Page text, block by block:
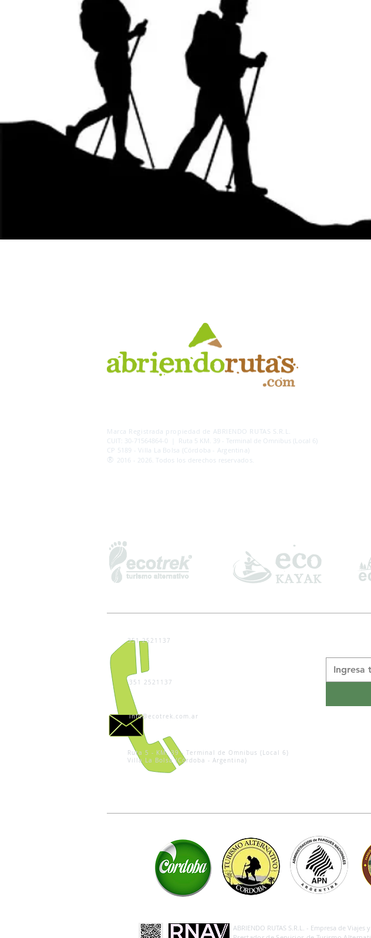
Marca Registrada propiedad de ABRIENDO RUTAS S.R.L.
CUIT: 30-71564864-0 | Ruta 5 KM. 39 - Terminal de Omnibus (Local 6)
CP 5189 - Villa La Bolsa (Córdoba - Argentina)
® 2016 - 2026. Todos los derechos reservados.
351 2521137
351 2521137
info@ecotrek.com.ar
Ruta 5 - KM. 39 - Terminal de Omnibus (Local 6)
Villa La Bolsa (Córdoba - Argentina)
ABRIENDO RUTAS S.R.L. - Empresa de